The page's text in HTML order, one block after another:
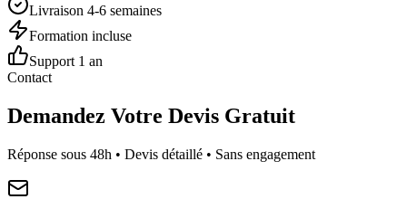
Livraison 4-6 semaines
Formation incluse
Support 1 an
Contact
Demandez Votre Devis Gratuit
Réponse sous 48h • Devis détaillé • Sans engagement